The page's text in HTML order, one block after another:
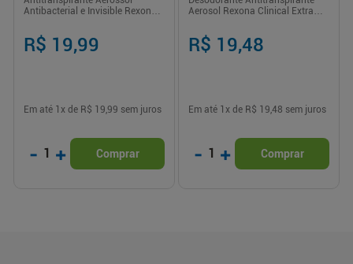
Antibacterial e Invisible Rexona
Menos
R$ 19,99
Em até 1 x de R$ 19,99 sem juros
- 1 + Comprar
Aerosol Rexona Clinical Extra
R$ 19,48
Em até 1 x de R$ 19,48 sem juros
- 1 + Comprar